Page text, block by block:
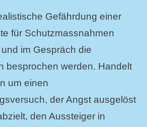
Gefährdung einer
für Schutzmassnahmen
im Gespräch die
besprochen werden. Handelt
um einen
der Angst ausgelöst
den Aussteiger in